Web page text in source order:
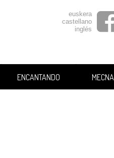
euskera
castellano
inglés
ENCANTANDO MECNA